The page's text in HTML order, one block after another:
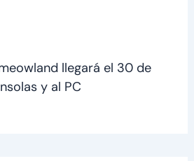
llegará el 30 de
y al PC